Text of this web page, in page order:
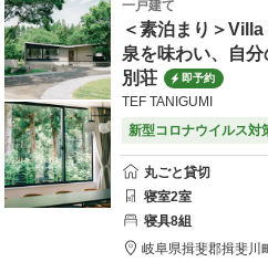
一戸建て
＜素泊まり＞
泉を味わい、自
別荘
即予約
TEF TANIGUMI
新型コロナウイルス対
丸ごと貸切
寝室2室
寝具8組
岐阜県揖斐郡揖斐川